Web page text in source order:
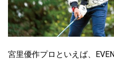
宮里優作プロといえば、